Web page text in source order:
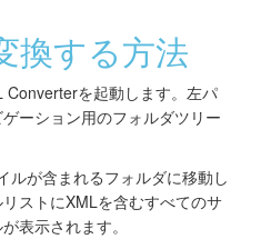
換する方法
Converterを起動します。左パ
ーション用のフォルダツリー
ルが含まれるフォルダに移動し
ストにXMLを含むすべてのサ
表示されます。